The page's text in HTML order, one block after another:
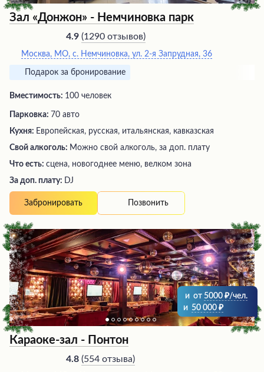
Зал «Донжон» - Немчиновка парк
4.9 (1290 отзывов)
Москва, МО, с. Немчиновка, ул. 2-я Запрудная, 36
Подарок за бронирование
Вместимость: 100 человек
Парковка: 70 авто
Кухня: Европейская, русская, итальянская, кавказская
Свой алкоголь: Можно свой алкоголь, за доп. плату
Что есть: сцена, новогоднее меню, велком зона
За доп. плату: DJ
Забронировать Позвонить
и от 5000
/чел.
и 50 000
Караоке-зал - Понтон
4.8 (554 отзыва)